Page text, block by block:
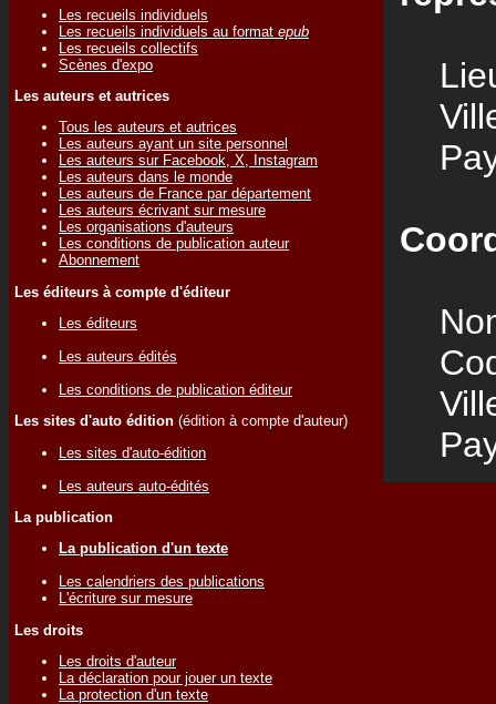
Les recueils individuels
Les recueils individuels au format epub
Les recueils collectifs
Scènes d'expo
Les auteurs et autrices
Tous les auteurs et autrices
Les auteurs ayant un site personnel
Les auteurs sur Facebook, X, Instagram
Les auteurs dans le monde
Les auteurs de France par département
Les auteurs écrivant sur mesure
Les organisations d'auteurs
Les conditions de publication auteur
Abonnement
Les éditeurs à compte d'éditeur
Les éditeurs
Les auteurs édités
Les conditions de publication éditeur
Les sites d'auto édition (édition à compte d'auteur)
Les sites d'auto-édition
Les auteurs auto-édités
La publication
La publication d'un texte
Les calendriers des publications
L'écriture sur mesure
Les droits
Les droits d'auteur
La déclaration pour jouer un texte
La protection d'un texte